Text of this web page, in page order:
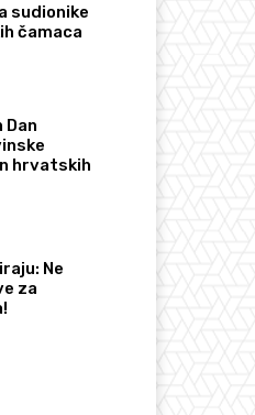
sudionike
čamaca
Dan
hrvatskih
Ne
za